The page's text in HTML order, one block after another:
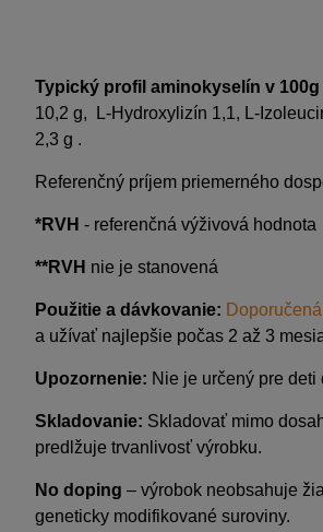
Typický profil aminokyselín v
10,2 g,
L-Hydroxylizín 1,1, L-
2,3 g .
Referenčný príjem priemerného
*RVH - referenčná výživová hodnota
**RVH nie je stanovená
Použitie a dávkovanie:
a užívať najlepšie počas 2 až 3
Upozornenie: Nie je určený pre
Skladovanie: Skladovať mimo
predlžuje trvanlivosť výrobku.
No doping – výrobok neobsahuje
geneticky modifikované suroviny.